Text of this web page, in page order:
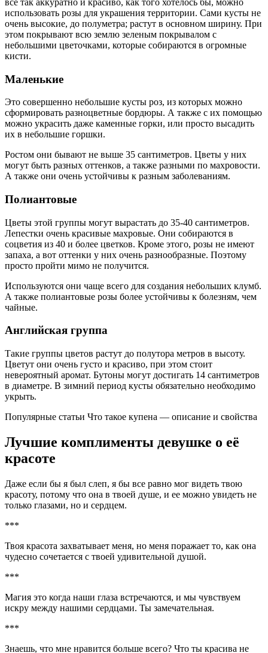
использовать розы для украшения территории. Сами кусты не
очень высокие, до полуметра; растут в основном ширину. При
этом покрывают всю землю зеленым покрывалом с
небольшими цветочками, которые собираются в огромные
кисти.
Маленькие
Это совершенно небольшие кусты роз, из которых можно
сформировать разноцветные бордюры. А также с их помощью
можно украсить даже каменные горки, или просто высадить
их в небольшие горшки.
Ростом они бывают не выше 35 сантиметров. Цветы у них
могут быть разных оттенков, а также разными по махровости.
А также они очень устойчивы к разным заболеваниям.
Полиантовые
Цветы этой группы могут вырастать до 35-40 сантиметров.
Лепестки очень красивые махровые. Они собираются в
соцветия из 40 и более цветков. Кроме этого, розы не имеют
запаха, а вот оттенки у них очень разнообразные. Поэтому
просто пройти мимо не получится.
Используются они чаще всего для создания небольших клумб.
А также полиантовые розы более устойчивы к болезням, чем
чайные.
Английская группа
Такие группы цветов растут до полутора метров в высоту.
Цветут они очень густо и красиво, при этом стоит
невероятный аромат. Бутоны могут достигать 14 сантиметров
в диаметре. В зимний период кусты обязательно необходимо
укрыть.
Популярные статьи Что такое купена — описание и свойства
Лучшие комплименты девушке о её
красоте
Даже если бы я был слеп, я бы все равно мог видеть твою
красоту, потому что она в твоей душе, и ее можно увидеть не
только глазами, но и сердцем.
***
Твоя красота захватывает меня, но меня поражает то, как она
чудесно сочетается с твоей удивительной душой.
***
Магия это когда наши глаза встречаются, и мы чувствуем
искру между нашими сердцами. Ты замечательная.
***
Знаешь, что мне нравится больше всего? Что ты красива не